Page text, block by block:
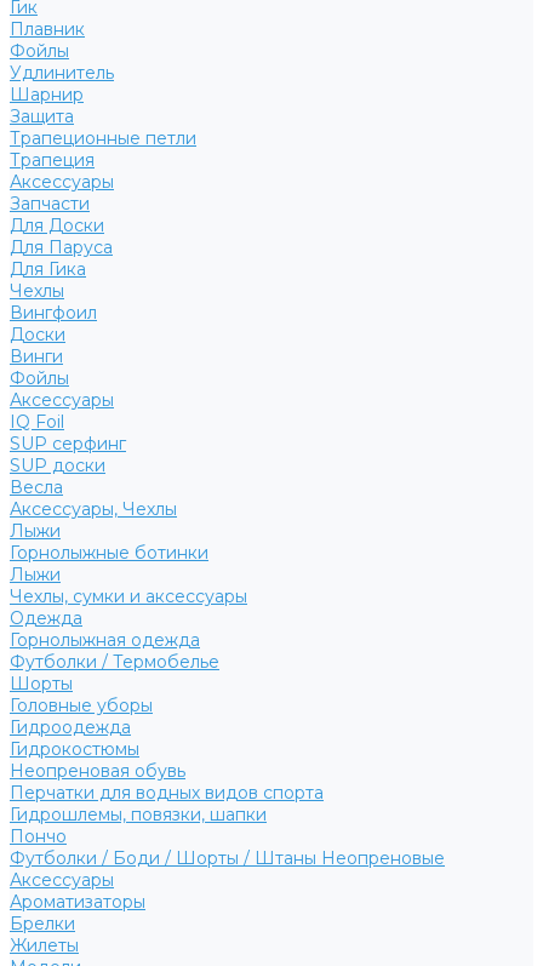
Гик
Плавник
Фойлы
Удлинитель
Шарнир
Защита
Трапеционные петли
Трапеция
Аксессуары
Запчасти
Для Доски
Для Паруса
Для Гика
Чехлы
Вингфоил
Доски
Винги
Фойлы
Аксессуары
IQ Foil
SUP серфинг
SUP доски
Весла
Аксессуары, Чехлы
Лыжи
Горнолыжные ботинки
Лыжи
Чехлы, сумки и аксессуары
Одежда
Горнолыжная одежда
Футболки / Термобелье
Шорты
Головные уборы
Гидроодежда
Гидрокостюмы
Неопреновая обувь
Перчатки для водных видов спорта
Гидрошлемы, повязки, шапки
Пончо
Футболки / Боди / Шорты / Штаны Неопреновые
Аксессуары
Ароматизаторы
Брелки
Жилеты